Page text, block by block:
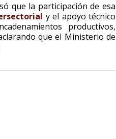
que la participación de esa
y el apoyo técnico
productivos,
que el Ministerio de